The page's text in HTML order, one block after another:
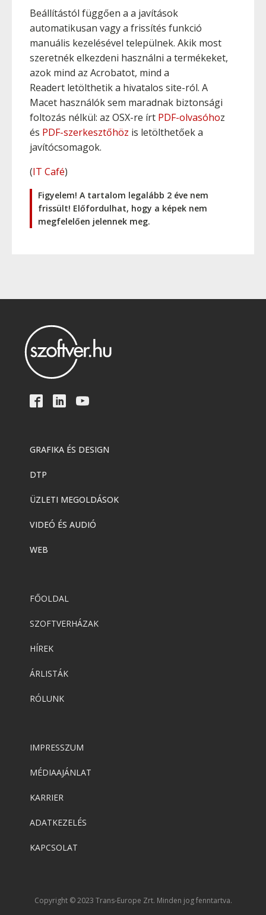
Beállítástól függően a a javítások
automatikusan vagy a frissítés funkció
manuális kezelésével települnek. Akik most
szeretnék elkezdeni használni a termékeket,
azok mind az Acrobatot, mind a
Readert letölthetik a hivatalos site-ról. A
Macet használók sem maradnak biztonsági
foltozás nélkül: az OSX-re írt PDF-olvasóhoz
és PDF-szerkesztőhöz is letölthetőek a
javítócsomagok.
(IT Café)
Figyelem! A tartalom legalább 2 éve nem
frissült! Előfordulhat, hogy a képek nem
megfelelően jelennek meg.
GRAFIKA ÉS DESIGN
DTP
ÜZLETI MEGOLDÁSOK
VIDEÓ ÉS AUDIÓ
WEB
FŐOLDAL
SZOFTVERHÁZAK
HÍREK
ÁRLISTÁK
RÓLUNK
IMPRESSZUM
MÉDIAAJÁNLAT
KARRIER
ADATKEZELÉS
KAPCSOLAT
Copyright © 2023 Trans-Europe Zrt. Minden jog fenntartva.